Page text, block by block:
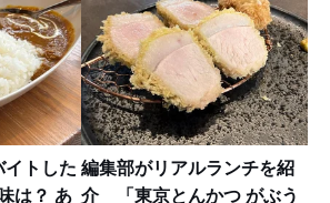
イトした
は？ あ
編集部がリアルランチを紹
介 「東京とんかつ がぶう